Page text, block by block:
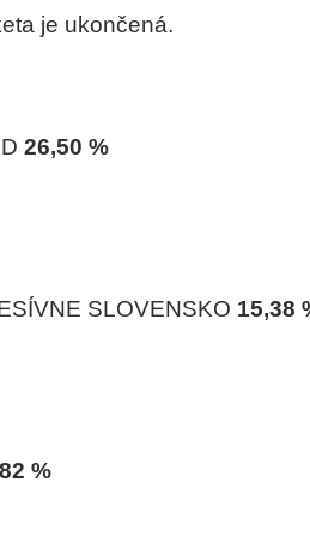
je ukončená.
26,50 %
SLOVENSKO 15,38
%